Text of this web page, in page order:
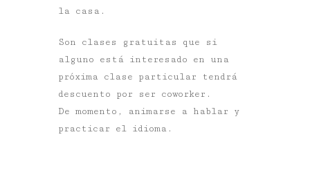
la casa.
Son clases gratuitas que si
alguno está interesado en una
próxima clase particular tendrá
descuento por ser coworker.
De momento, animarse a hablar y
practicar el idioma.